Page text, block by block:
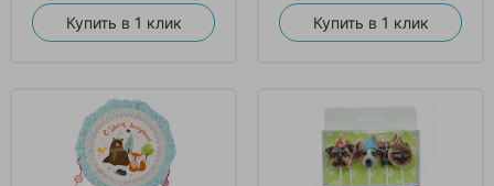
Купить в 1 клик Купить в 1 клик